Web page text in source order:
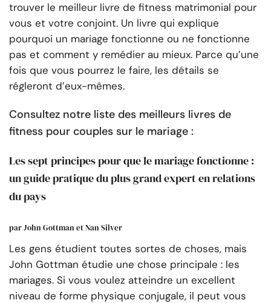
trouver le meilleur livre de fitness matrimonial pour
vous et votre conjoint. Un livre qui explique
pourquoi un mariage fonctionne ou ne fonctionne
pas et comment y remédier au mieux. Parce qu’une
fois que vous pourrez le faire, les détails se
régleront d’eux-mêmes.
Consultez notre liste des meilleurs livres de
fitness pour couples sur le mariage :
Les sept principes pour que le mariage fonctionne :
un guide pratique du plus grand expert en relations
du pays
par John Gottman et Nan Silver
Les gens étudient toutes sortes de choses, mais
John Gottman étudie une chose principale : les
mariages. Si vous voulez atteindre un excellent
niveau de forme physique conjugale, il peut vous